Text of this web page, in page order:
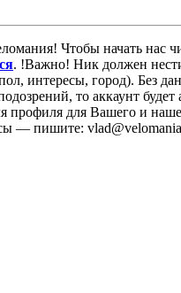
Чтобы начать нас
. !Важно! Ник должен
интересы, город). Без
то аккаунт
профиля для Вашего и
— пишите: